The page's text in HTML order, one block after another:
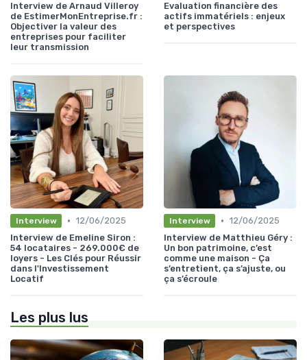
Interview de Arnaud Villeroy
de EstimerMonEntreprise.fr :
Objectiver la valeur des
entreprises pour faciliter
leur transmission
Evaluation financière des
actifs immatériels : enjeux
et perspectives
Interview • 12/06/2025
Interview de Emeline Siron :
54 locataires - 269.000€ de
loyers - Les Clés pour Réussir
dans l'Investissement
Locatif
Interview • 12/06/2025
Interview de Matthieu Géry :
Un bon patrimoine, c’est
comme une maison - Ça
s’entretient, ça s’ajuste, ou
ça s’écroule
Les plus lus